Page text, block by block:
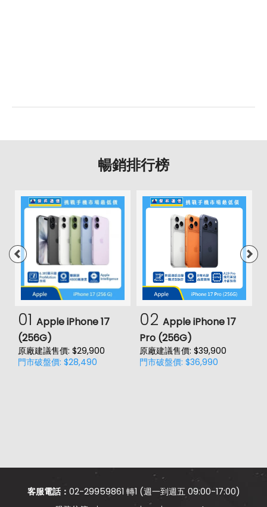
暢銷排行榜
01 Apple iPhone 17
(256G)
原廠建議售價: $29,900
門市破盤價: $28,490
02 Apple iPhone 17
Pro (256G)
原廠建議售價: $39,900
門市破盤價: $36,990
客服電話： 02-29959861 轉1 (週一到週五 09:00-17:00)